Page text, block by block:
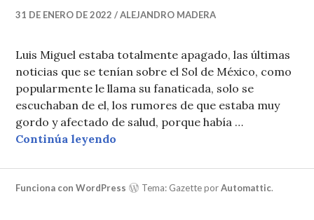
31 DE ENERO DE 2022 ALEJANDRO MADERA
Luis Miguel estaba totalmente apagado, las últimas
noticias que se tenían sobre el Sol de México, como
popularmente le llama su fanaticada, solo se
escuchaban de el, los rumores de que estaba muy
gordo y afectado de salud, porque había …
Continúa leyendo
Funciona con WordPress Tema: Gazette porAutomattic.